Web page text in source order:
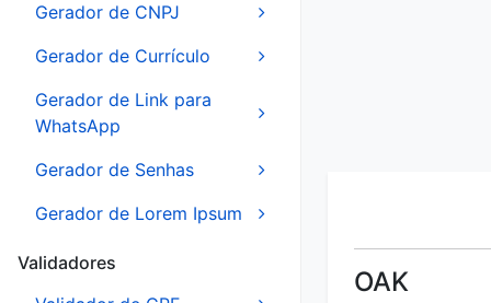
Gerador de CNPJ
Gerador de Currículo
Gerador de Link para
WhatsApp
Gerador de Senhas
Gerador de Lorem Ipsum
Validadores
OAK